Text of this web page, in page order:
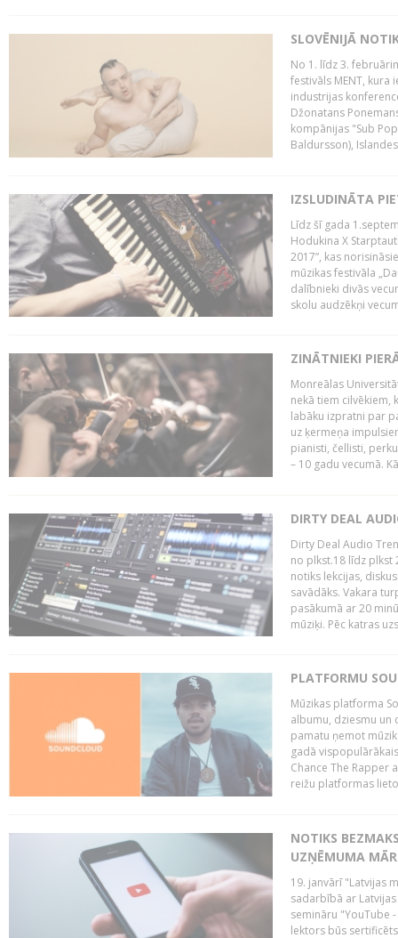
SLOVĒNIJĀ
No 1. līdz 3.
festivāls MENT, kura
industrijas
Džonatans
kompānijas "Sub
Baldursson),
IZSLUDINĀTA
Līdz šī gada
Hodukina X
2017”, kas
mūzikas festivāla
dalībnieki divās
skolu audzēkņi
ZINĀTNIEKI
Monreālas
nekā tiem cilvēkiem,
labāku izpratni par
uz ķermeņa
pianisti, čellisti,
– 10 gadu vecumā.
DIRTY DEAL
Dirty Deal Audio
no plkst.18 līdz plkst
notiks lekcijas,
savādāks. Vakara
pasākumā ar 20
mūziķi. Pēc katras
PLATFORMU
Mūzikas platforma
albumu, dziesmu un
pamatu ņemot
gadā
Chance The Rapper
reižu platformas
NOTIKS
UZŅĒMUMA
19. janvārī "Latvijas
sadarbībā ar
semināru "YouTube
lektors būs